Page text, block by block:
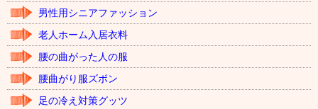
男性用シニアファッション
老人ホーム入居衣料
腰の曲がった人の服
腰曲がり服ズボン
足の冷え対策グッツ